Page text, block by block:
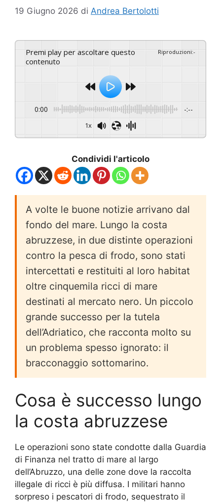
19 Giugno 2026 di Andrea Bertolotti
Premi play per ascoltare questo
contenuto
Riproduzioni:-
0:00 -:--
1x
Condividi l'articolo
A volte le buone notizie arrivano dal
fondo del mare. Lungo la costa
abruzzese, in due distinte operazioni
contro la pesca di frodo, sono stati
intercettati e restituiti al loro habitat
oltre cinquemila ricci di mare
destinati al mercato nero. Un piccolo
grande successo per la tutela
dell’Adriatico, che racconta molto su
un problema spesso ignorato: il
bracconaggio sottomarino.
Cosa è successo lungo
la costa abruzzese
Le operazioni sono state condotte dalla Guardia
di Finanza nel tratto di mare al largo
dell’Abruzzo, una delle zone dove la raccolta
illegale di ricci è più diffusa. I militari hanno
sorpreso i pescatori di frodo, sequestrato il